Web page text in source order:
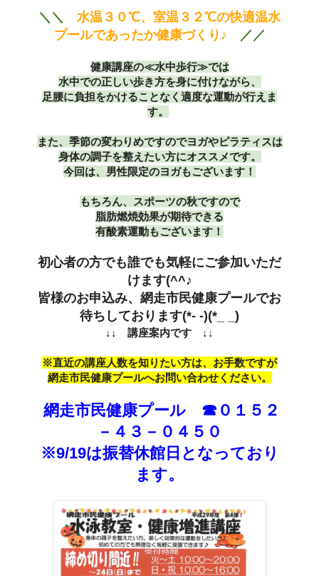
＼＼ 水温３０℃、室温３２℃の快適温水
プールであったか健康づくり♪
／／
健康講座の≪水中歩行≫では
水中での正しい歩き方を身に付けながら、
足腰に負担をかけることなく適度な運動が行えま
す。
また、季節の変わりめですのでヨガやピラティスは
身体の調子を整えたい方にオススメです。
今回は、男性限定のヨガもございます！
もちろん、スポーツの秋ですので
脂肪燃焼効果が期待できる
有酸素運動もございます！
初心者の方でも誰でも気軽にご参加いただ
けます(^^♪
皆様のお申込み、網走市民健康プールでお
待ちしております(*- -)(*_ _)
↓↓ 講座案内です ↓↓
※直近の講座人数を知りたい方は、お手数ですが
網走市民健康プールへお問い合わせください。
網走市民健康プール ☎０１５２
－４３－０４５０
※9/19は振替休館日となっており
ます。